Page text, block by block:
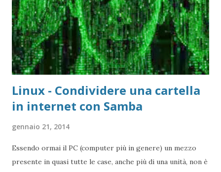
Linux - Condividere una cartella
in internet con Samba
gennaio 21, 2014
Essendo ormai il PC (computer più in genere) un mezzo
presente in quasi tutte le case, anche più di una unità, non è